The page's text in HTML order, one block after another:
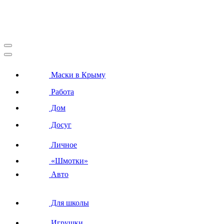
Маски в Крыму
Работа
Дом
Досуг
Личное
«Шмотки»
Авто
Для школы